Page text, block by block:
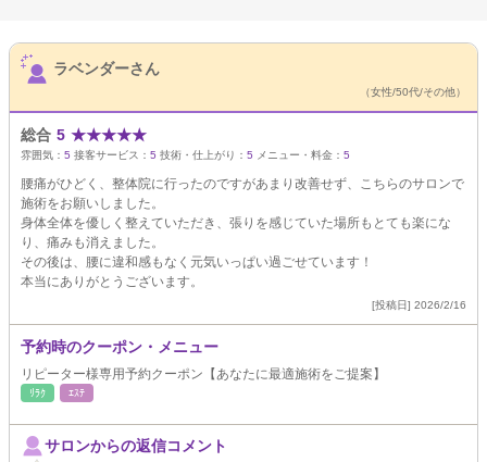
サロンPick Up
ラベンダーさん
（女性/50代/その他）
総合 5 ★★★★★
雰囲気： 5 接客サービス： 5 技術・仕上がり： 5 メニュー・料金： 5
腰痛がひどく、整体院に行ったのですがあまり改善せず、こちらのサロンで
施術をお願いしました。
身体全体を優しく整えていただき、張りを感じていた場所もとても楽にな
り、痛みも消えました。
その後は、腰に違和感もなく元気いっぱい過ごせています！
本当にありがとうございます。
[投稿日] 2026/2/16
予約時のクーポン・メニュー
リピーター様専用予約クーポン【あなたに最適施術をご提案】
ﾘﾗｸ ｴｽﾃ
サロンからの返信コメント